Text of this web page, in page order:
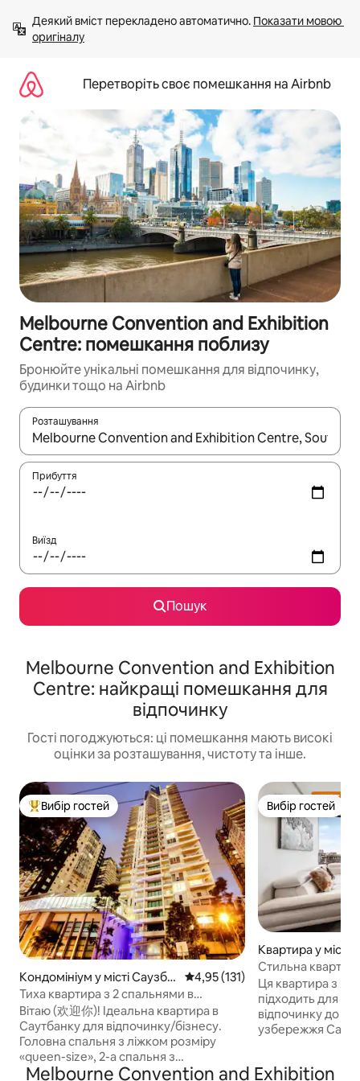
вмісту
Деякий вміст перекладено автоматично. Показати мовою
оригіналу
Перетворіть своє помешкання на Airbnb
Melbourne Convention and Exhibition
Centre: помешкання поблизу
Бронюйте унікальні помешкання для відпочинку,
будинки тощо на Airbnb
Розташування
Отримавши результати пошуку, використовуйте для
Прибуття
Виїзд
Пошук
Melbourne Convention and Exhibition
Centre: найкращі помешкання для
відпочинку
Гості погоджуються: ці помешкання мають високі
оцінки за розташування, чистоту та інше.
Топ вибір гостей
Вибір гостей
Кондомініум у місті Саузбе
нк
Середня оцінка: 4,95 з 5,
4,95 (131)
Тиха квартира з 2 спальнями в
Саутбанку, навпроти MCEC
Вітаю (欢迎你)! Ідеальна квартира в
Саутбанку для відпочинку/бізнесу.
Головна спальня з ліжком розміру
«queen-size», 2-а спальня з
двоспальним ліжком, кухня, вишукана
Вибір гостей
Вибір гостей
Квартира у місті
Стильна
місто
Ця квартира з 2
підходить для
відпочинку до
узбережжя
деловий район і
Melbourne Convention and Exhibition